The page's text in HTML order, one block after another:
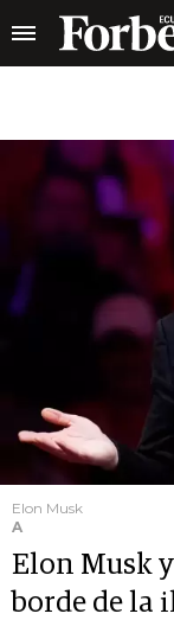
Elon Musk
A
Elon Musk
borde de la